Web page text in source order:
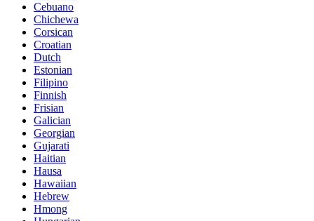
Cebuano
Chichewa
Corsican
Croatian
Dutch
Estonian
Filipino
Finnish
Frisian
Galician
Georgian
Gujarati
Haitian
Hausa
Hawaiian
Hebrew
Hmong